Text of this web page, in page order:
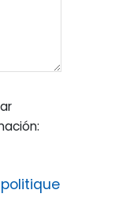
politique